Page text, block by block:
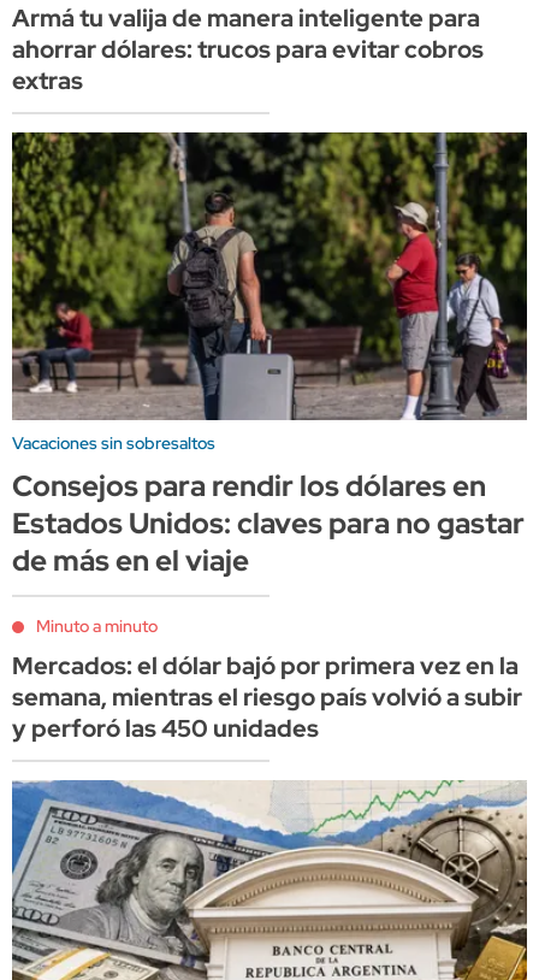
Armá tu valija de manera inteligente para
ahorrar dólares: trucos para evitar cobros
extras
Vacaciones sin sobresaltos
Consejos para rendir los dólares en
Estados Unidos: claves para no gastar
de más en el viaje
Minuto a minuto
Mercados: el dólar bajó por primera vez en la
semana, mientras el riesgo país volvió a subir
y perforó las 450 unidades